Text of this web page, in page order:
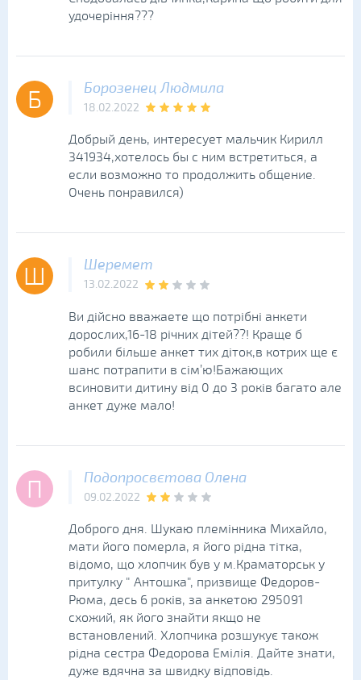
удочеріння???
Б Борозенец Людмила
18.02.2022
Добрый день, интересует мальчик Кирилл
341934,хотелось бы с ним встретиться, а
если возможно то продолжить общение.
Очень понравился)
Ш Шеремет
13.02.2022
Ви дійсно вважаете що потрібні анкети
дорослих,16-18 річних дітей??! Краще б
робили більше анкет тих діток,в котрих ще є
шанс потрапити в сім’ю!Бажающих
всиновити дитину від 0 до 3 років багато але
анкет дуже мало!
П Подопросвєтова Олена
09.02.2022
Доброго дня. Шукаю племінника Михайло,
мати його померла, я його рідна тітка,
відомо, що хлопчик був у м.Краматорськ у
притулку " Антошка", призвище Федоров-
Рюма, десь 6 років, за анкетою 295091
схожий, як його знайти якщо не
встановлений. Хлопчика розшукує також
рідна сестра Федорова Емілія. Дайте знати,
дуже вдячна за швидку відповідь.